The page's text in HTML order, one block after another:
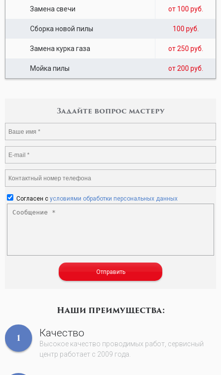
Замена свечи от 100 руб.
Сборка новой пилы 100 руб.
Замена курка газа от 250 руб.
Мойка пилы от 200 руб.
Задайте вопрос мастеру
Согласен с условиями обработки персональных данных
Отправить
Наши преимущества:
1 Качество
Высокое качество проводимых работ, сервисный
центр работает с 2009 года.